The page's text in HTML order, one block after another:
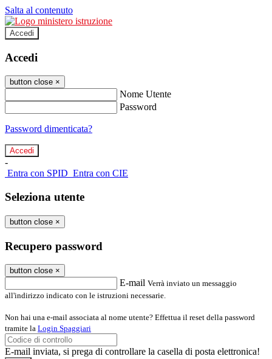
Salta al contenuto
Accedi
Accedi
button close ×
Nome Utente
Password
Password dimenticata?
-
Entra con SPID Entra con CIE
Seleziona utente
button close ×
Recupero password
button close ×
E-mail Verrà inviato un messaggio
all'indirizzo indicato con le istruzioni necessarie.
Non hai una e-mail associata al nome utente? Effettua il reset della password
tramite la Login Spaggiari
E-mail inviata, si prega di controllare la casella di posta elettronica!